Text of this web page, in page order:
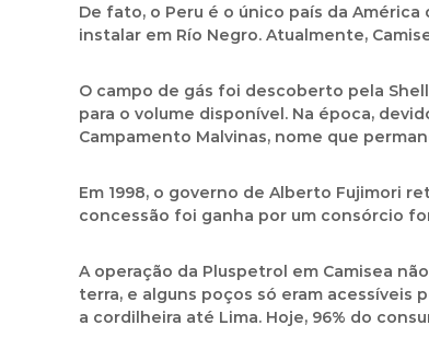
De fato, o Peru é o único país da
instalar em Río Negro. Atualmente,
O campo de gás foi descoberto pela
para o volume disponível. Na época,
Campamento Malvinas, nome que
Em 1998, o governo de Alberto Fujimori
concessão foi ganha por um consórcio
A operação da Pluspetrol em Camisea
terra, e alguns poços só eram acessíveis
a cordilheira até Lima. Hoje, 96% do